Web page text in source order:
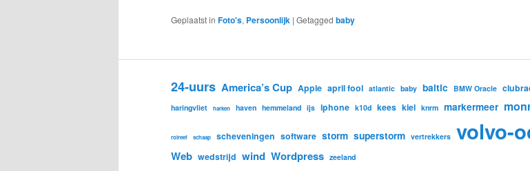
Geplaatst in Foto's, Persoonlijk | Getagged baby
24-uurs America’s Cup Apple april fool atlantic baby baltic BMW Oracle
haringvliet
harken haven hemmeland ijs iphone k10d kees kiel knrm markermeer
rolreef schaap scheveningen software storm superstorm vertrekkers volvo-
Web wedstrijd wind Wordpress zeeland